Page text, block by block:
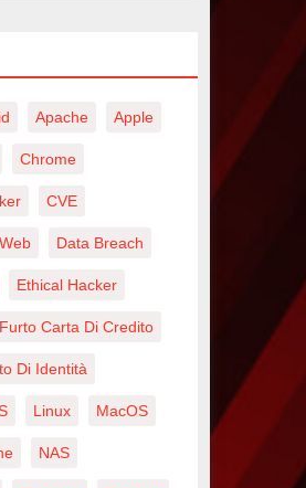
Apache Apple
Chrome
CVE
Data Breach
Ethical Hacker
Furto Carta Di Credito
Di Identità
Linux MacOS
NAS